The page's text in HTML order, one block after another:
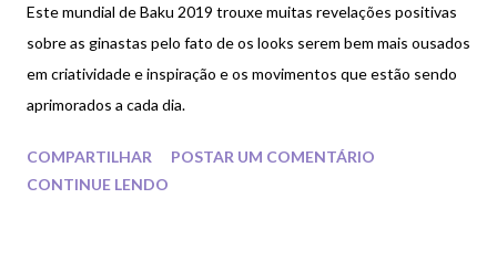
Este mundial de Baku 2019 trouxe muitas revelações positivas
sobre as ginastas pelo fato de os looks serem bem mais ousados
em criatividade e inspiração e os movimentos que estão sendo
aprimorados a cada dia.
COMPARTILHAR
POSTAR UM COMENTÁRIO
CONTINUE LENDO